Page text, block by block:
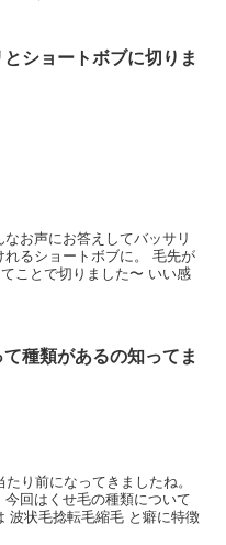
ショートボブに切りま
お声にお答えしてバッサリ
るショートボブに。 毛先が
ことで切りました〜 いい感
て種類があるの知ってま
り前になってきましたね。
回はくせ毛の種類について
波状毛捻転毛縮毛 と癖に特徴